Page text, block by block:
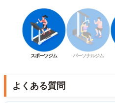
スポーツジム パーソナルジム
よくある質問